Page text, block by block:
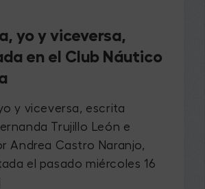
yo y viceversa,
en el Club Náutico
y viceversa, escrita
Trujillo León e
Andrea Castro Naranjo,
el pasado miércoles 16